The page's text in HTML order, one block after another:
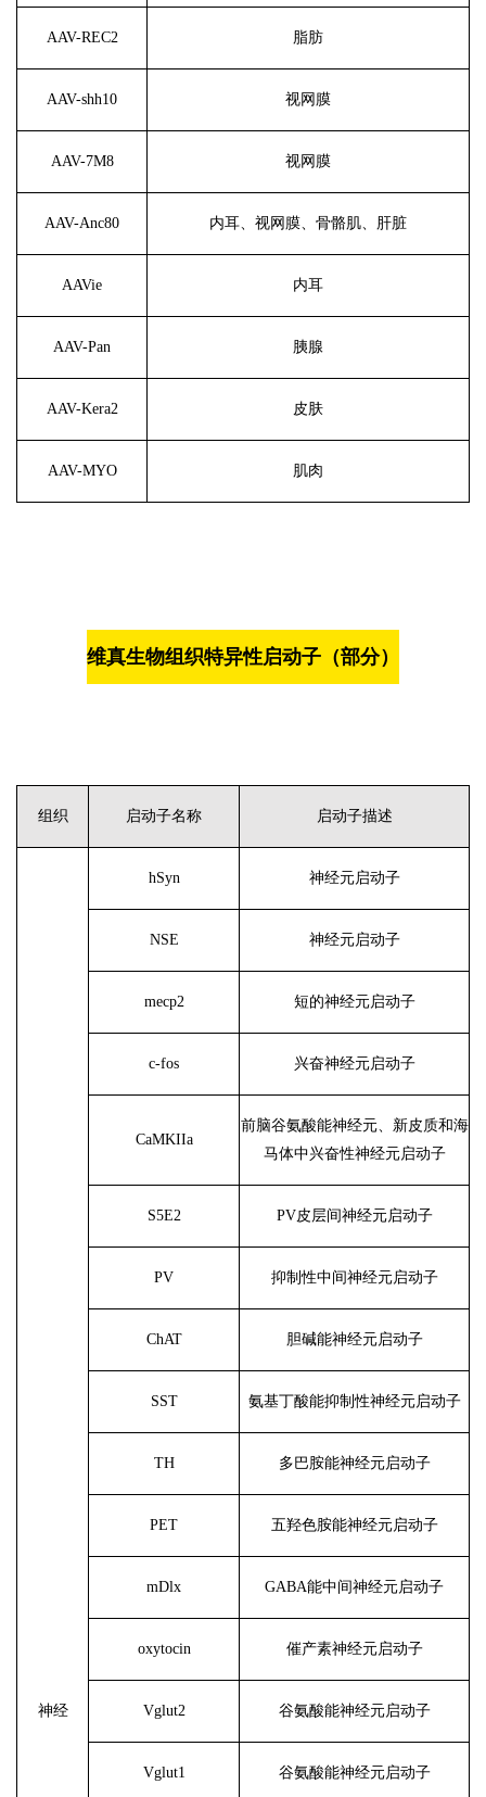
AAV-REC2 脂肪
AAV-shh10 视网膜
AAV-7M8 视网膜
AAV-Anc80 内耳、视网膜、骨骼肌、肝脏
AAVie 内耳
AAV-Pan 胰腺
AAV-Kera2 皮肤
AAV-MYO 肌肉
维真生物组织特异性启动子（部分）
组织 启动子名称 启动子描述
神经
hSyn 神经元启动子
NSE 神经元启动子
mecp2 短的神经元启动子
c-fos 兴奋神经元启动子
CaMKIIa
前脑谷氨酸能神经元、新皮质和海
马体中兴奋性神经元启动子
S5E2 PV皮层间神经元启动子
PV 抑制性中间神经元启动子
ChAT 胆碱能神经元启动子
SST 氨基丁酸能抑制性神经元启动子
TH 多巴胺能神经元启动子
PET 五羟色胺能神经元启动子
mDlx GABA能中间神经元启动子
oxytocin 催产素神经元启动子
Vglut2 谷氨酸能神经元启动子
Vglut1 谷氨酸能神经元启动子